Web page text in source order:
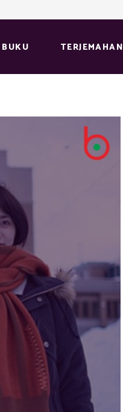
BUKU TERJEMAHAN